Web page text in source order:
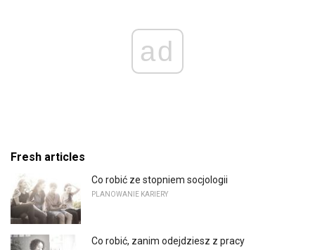
ad
Fresh articles
Co robić ze stopniem socjologii
PLANOWANIE KARIERY
Co robić, zanim odejdziesz z pracy